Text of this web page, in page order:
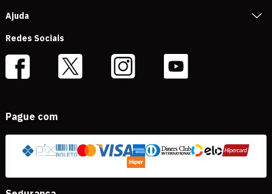
Ajuda
Redes Sociais
Pague com